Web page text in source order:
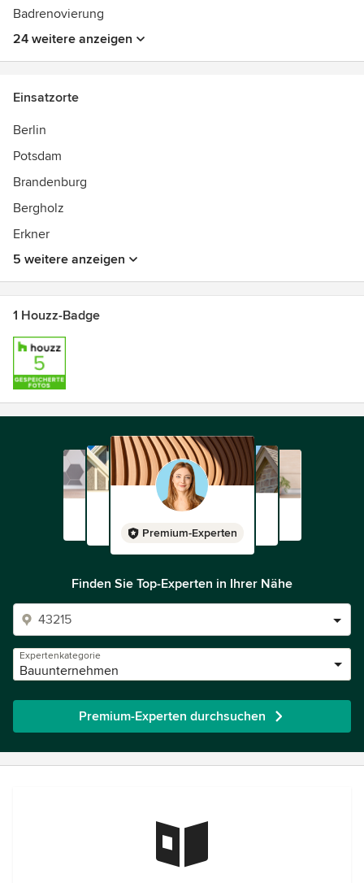
Badrenovierung
24 weitere anzeigen
Einsatzorte
Berlin
Potsdam
Brandenburg
Bergholz
Erkner
5 weitere anzeigen
1 Houzz-Badge
Premium-Experten
Finden Sie Top-Experten in Ihrer Nähe
Expertenkategorie
Bauunternehmen
Premium-Experten durchsuchen